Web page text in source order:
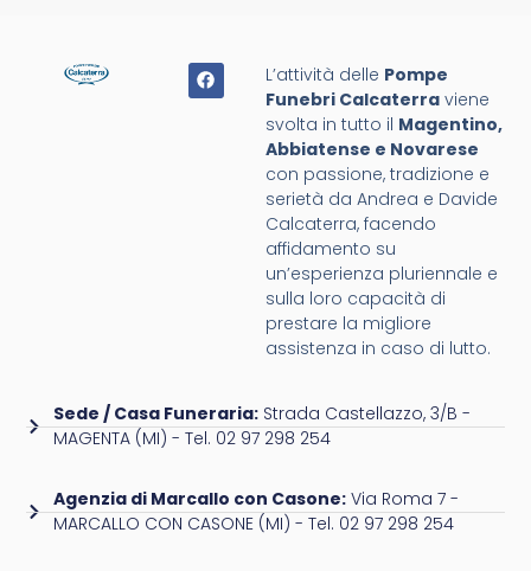
L’attività delle Pompe
Funebri Calcaterra viene
svolta in tutto il Magentino,
Abbiatense e Novarese
con passione, tradizione e
serietà da Andrea e Davide
Calcaterra, facendo
affidamento su
un’esperienza pluriennale e
sulla loro capacità di
prestare la migliore
assistenza in caso di lutto.
Sede / Casa Funeraria:Strada Castellazzo, 3/B -
MAGENTA (MI) - Tel. 02 97 298 254
Agenzia di Marcallo con Casone:Via Roma 7 -
MARCALLO CON CASONE (MI) - Tel. 02 97 298 254